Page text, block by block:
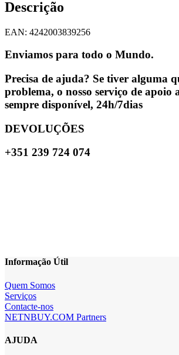
Descrição
EAN: 4242003839256
Enviamos para todo o Mundo.
Precisa de ajuda? Se tiver alguma
problema, o nosso serviço de apoio
sempre disponível, 24h/7dias
DEVOLUÇÕES
+351 239 724 074
Informação Útil
Quem Somos
Serviços
Contacte-nos
NETNBUY.COM Partners
AJUDA